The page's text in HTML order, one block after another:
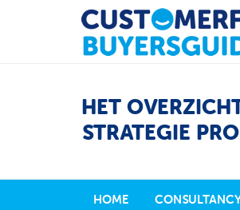
HET
STRATEGIE
HOME